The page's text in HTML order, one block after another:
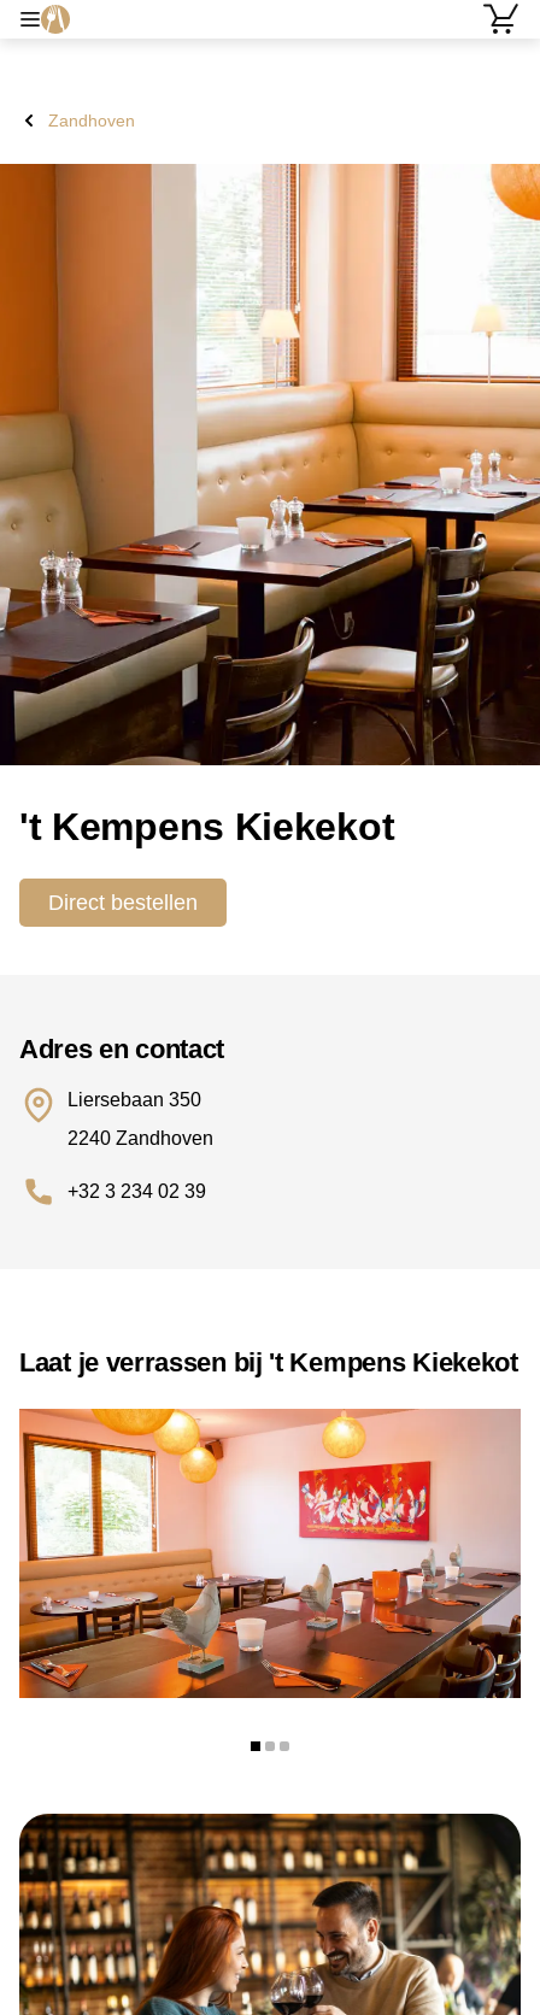
Zandhoven
't Kempens Kiekekot
Direct bestellen
Adres en contact
Liersebaan 350
2240 Zandhoven
+32 3 234 02 39
Laat je verrassen bij 't Kempens Kiekekot